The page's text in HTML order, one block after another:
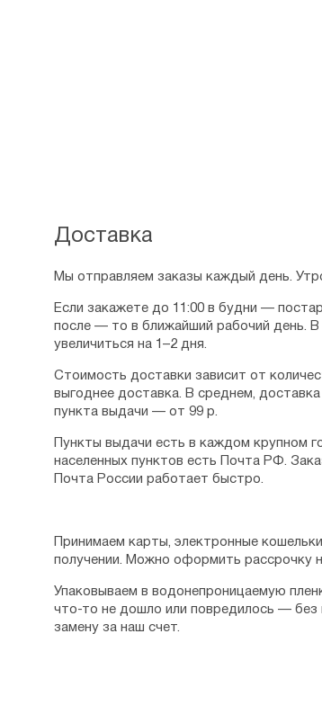
Доставка
Мы отправляем заказы каждый день.
Если закажете до 11:00 в будни —
после — то в ближайший рабочий день.
увеличиться на 1–2 дня.
Стоимость доставки зависит от
выгоднее доставка. В среднем,
пункта выдачи — от 99 р.
Пункты выдачи есть в каждом крупном
населенных пунктов есть Почта РФ.
Почта России работает быстро.
Принимаем карты, электронные
получении. Можно оформить рассрочку
Упаковываем в водонепроницаемую
что-то не дошло или повредилось — без
замену за наш счет.